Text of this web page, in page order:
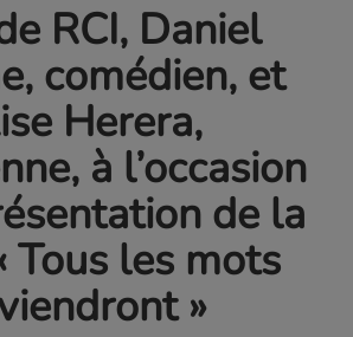
RCI, Daniel
comédien, et
Herera,
à l’occasion
de la
Tous les mots
»